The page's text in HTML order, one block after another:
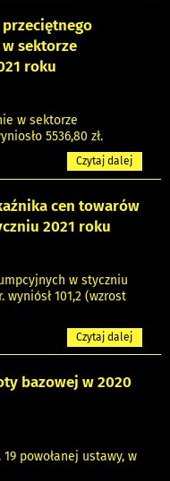
sektorze
roku
w sektorze
5536,80 zł.
Czytaj dalej
cen towarów
2021 roku
w styczniu
wyniósł 101,2 (wzrost
Czytaj dalej
bazowej w 2020
powołanej ustawy, w